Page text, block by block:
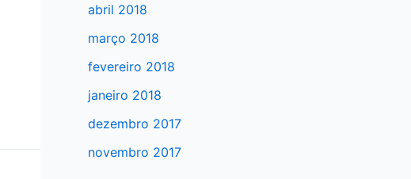
abril 2018
março 2018
fevereiro 2018
janeiro 2018
dezembro 2017
novembro 2017